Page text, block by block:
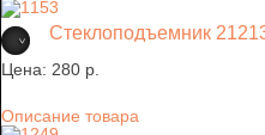
Стеклоподъемник
Цена: 280 p.
Описание товара